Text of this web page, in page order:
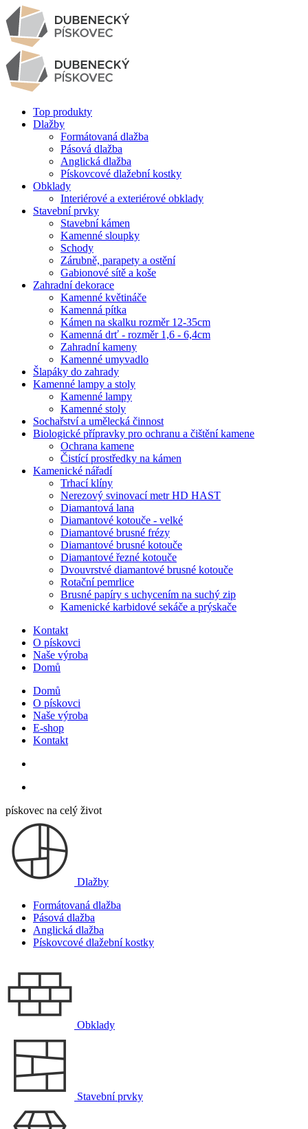
Top produkty
Dlažby
Formátovaná dlažba
Pásová dlažba
Anglická dlažba
Pískovcové dlažební kostky
Obklady
Interiérové a exteriérové obklady
Stavební prvky
Stavební kámen
Kamenné sloupky
Schody
Zárubně, parapety a ostění
Gabionové sítě a koše
Zahradní dekorace
Kamenné květináče
Kamenná pítka
Kámen na skalku rozměr 12-35cm
Kamenná drť - rozměr 1,6 - 6,4cm
Zahradní kameny
Kamenné umyvadlo
Šlapáky do zahrady
Kamenné lampy a stoly
Kamenné lampy
Kamenné stoly
Sochařství a umělecká činnost
Biologické přípravky pro ochranu a čištění kamene
Ochrana kamene
Čistící prostředky na kámen
Kamenické nářadí
Trhací klíny
Nerezový svinovací metr HD HAST
Diamantová lana
Diamantové kotouče - velké
Diamantové brusné frézy
Diamantové brusné kotouče
Diamantové řezné kotouče
Dvouvrstvé diamantové brusné kotouče
Rotační pemrlice
Brusné papíry s uchycením na suchý zip
Kamenické karbidové sekáče a prýskače
Kontakt
O pískovci
Naše výroba
Domů
Domů
O pískovci
Naše výroba
E-shop
Kontakt
pískovec na celý život
Dlažby
Formátovaná dlažba
Pásová dlažba
Anglická dlažba
Pískovcové dlažební kostky
Obklady
Stavební prvky